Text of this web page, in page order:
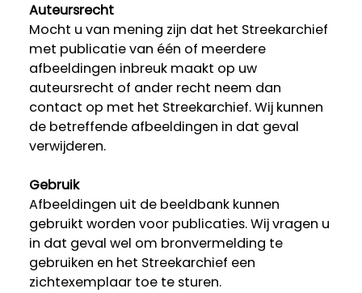
Auteursrecht
Mocht u van mening zijn dat het Streekarchief
met publicatie van één of meerdere
afbeeldingen inbreuk maakt op uw
auteursrecht of ander recht neem dan
contact op met het Streekarchief. Wij kunnen
de betreffende afbeeldingen in dat geval
verwijderen.
Gebruik
Afbeeldingen uit de beeldbank kunnen
gebruikt worden voor publicaties. Wij vragen u
in dat geval wel om bronvermelding te
gebruiken en het Streekarchief een
zichtexemplaar toe te sturen.